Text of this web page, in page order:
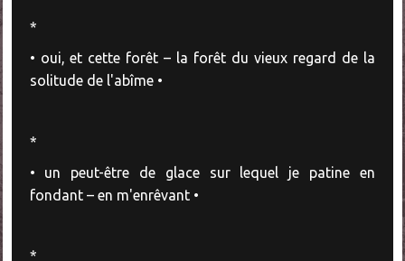
*
• oui, et cette forêt – la forêt du vieux regard de la
solitude de l'abîme •
*
• un peut-être de glace sur lequel je patine en
fondant – en m'enrêvant •
*